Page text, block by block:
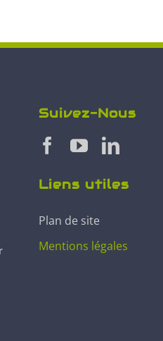
Suivez-Nous
Liens utiles
Plan de site
Mentions légales